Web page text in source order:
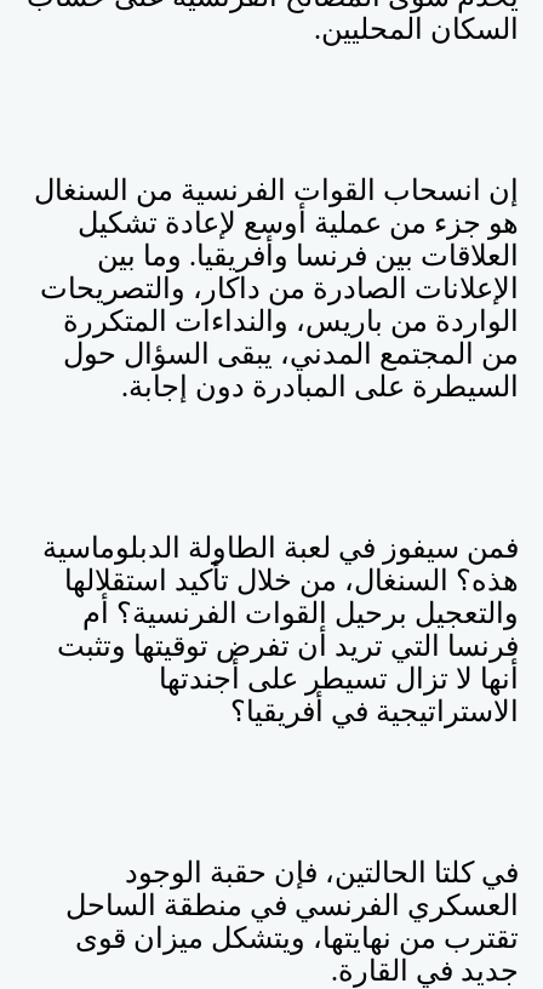
السكان المحليين.
إن انسحاب القوات الفرنسية من السنغال
هو جزء من عملية أوسع لإعادة تشكيل
العلاقات بين فرنسا وأفريقيا. وما بين
الإعلانات الصادرة من داكار، والتصريحات
الواردة من باريس، والنداءات المتكررة
من المجتمع المدني، يبقى السؤال حول
السيطرة على المبادرة دون إجابة.
فمن سيفوز في لعبة الطاولة الدبلوماسية
هذه؟ السنغال، من خلال تأكيد استقلالها
والتعجيل برحيل القوات الفرنسية؟ أم
فرنسا التي تريد أن تفرض توقيتها وتثبت
أنها لا تزال تسيطر على أجندتها
الاستراتيجية في أفريقيا؟
في كلتا الحالتين، فإن حقبة الوجود
العسكري الفرنسي في منطقة الساحل
تقترب من نهايتها، ويتشكل ميزان قوى
جديد في القارة.